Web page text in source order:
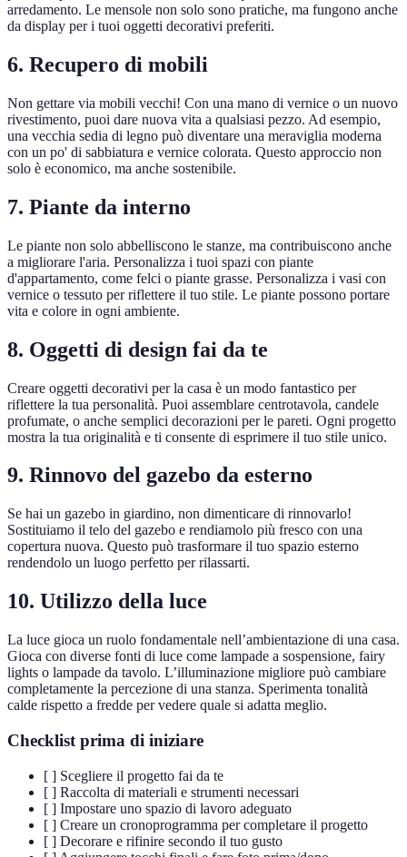
arredamento. Le mensole non solo sono pratiche, ma fungono anche
da display per i tuoi oggetti decorativi preferiti.
6. Recupero di mobili
Non gettare via mobili vecchi! Con una mano di vernice o un nuovo
rivestimento, puoi dare nuova vita a qualsiasi pezzo. Ad esempio,
una vecchia sedia di legno può diventare una meraviglia moderna
con un po' di sabbiatura e vernice colorata. Questo approccio non
solo è economico, ma anche sostenibile.
7. Piante da interno
Le piante non solo abbelliscono le stanze, ma contribuiscono anche
a migliorare l'aria. Personalizza i tuoi spazi con piante
d'appartamento, come felci o piante grasse. Personalizza i vasi con
vernice o tessuto per riflettere il tuo stile. Le piante possono portare
vita e colore in ogni ambiente.
8. Oggetti di design fai da te
Creare oggetti decorativi per la casa è un modo fantastico per
riflettere la tua personalità. Puoi assemblare centrotavola, candele
profumate, o anche semplici decorazioni per le pareti. Ogni progetto
mostra la tua originalità e ti consente di esprimere il tuo stile unico.
9. Rinnovo del gazebo da esterno
Se hai un gazebo in giardino, non dimenticare di rinnovarlo!
Sostituiamo il telo del gazebo e rendiamolo più fresco con una
copertura nuova. Questo può trasformare il tuo spazio esterno
rendendolo un luogo perfetto per rilassarti.
10. Utilizzo della luce
La luce gioca un ruolo fondamentale nell’ambientazione di una casa.
Gioca con diverse fonti di luce come lampade a sospensione, fairy
lights o lampade da tavolo. L’illuminazione migliore può cambiare
completamente la percezione di una stanza. Sperimenta tonalità
calde rispetto a fredde per vedere quale si adatta meglio.
Checklist prima di iniziare
[ ] Scegliere il progetto fai da te
[ ] Raccolta di materiali e strumenti necessari
[ ] Impostare uno spazio di lavoro adeguato
[ ] Creare un cronoprogramma per completare il progetto
[ ] Decorare e rifinire secondo il tuo gusto